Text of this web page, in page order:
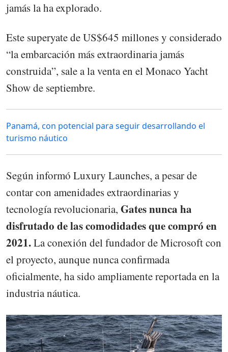
jamás la ha explorado.
Este superyate de US$645 millones y considerado
“la embarcación más extraordinaria jamás
construida”, sale a la venta en el Monaco Yacht
Show de septiembre.
Panamá, con potencial para seguir desarrollando el
turismo náutico
Según informó Luxury Launches, a pesar de
contar con amenidades extraordinarias y
tecnología revolucionaria, Gates nunca ha
disfrutado de las comodidades que compró en
2021.La conexión del fundador de Microsoft con
el proyecto, aunque nunca confirmada
oficialmente, ha sido ampliamente reportada en la
industria náutica.